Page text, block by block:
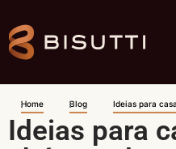
Home Blog Ideias para
Ideias para